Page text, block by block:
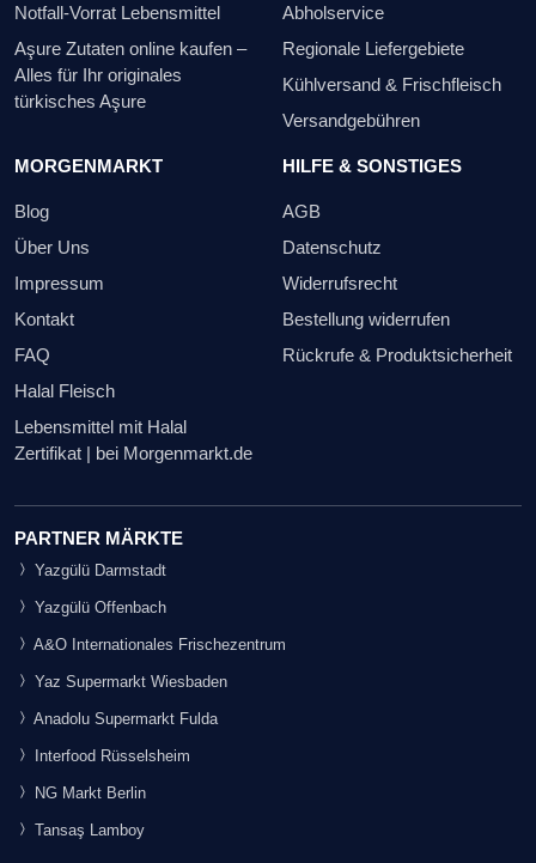
Notfall-Vorrat Lebensmittel
Aşure Zutaten online kaufen –
Alles für Ihr originales
türkisches Aşure
Abholservice
Regionale Liefergebiete
Kühlversand & Frischfleisch
Versandgebühren
MORGENMARKT
Blog
Über Uns
Impressum
Kontakt
FAQ
Halal Fleisch
Lebensmittel mit Halal
Zertifikat | bei Morgenmarkt.de
HILFE & SONSTIGES
AGB
Datenschutz
Widerrufsrecht
Bestellung widerrufen
Rückrufe & Produktsicherheit
PARTNER MÄRKTE
Yazgülü Darmstadt
Yazgülü Offenbach
A&O Internationales Frischezentrum
Yaz Supermarkt Wiesbaden
Anadolu Supermarkt Fulda
Interfood Rüsselsheim
NG Markt Berlin
Tansaş Lamboy